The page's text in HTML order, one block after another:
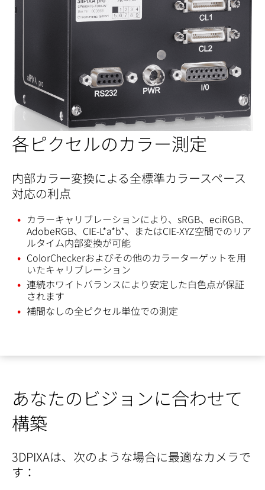
各ピクセルのカラー測定
内部カラー変換による全標準カラースペース
対応の利点
カラーキャリブレーションにより、sRGB、eciRGB、
AdobeRGB、CIE-L*a*b*、またはCIE-XYZ空間でのリア
ルタイム内部変換が可能
ColorCheckerおよびその他のカラーターゲットを用
いたキャリブレーション
連続ホワイトバランスにより安定した白色点が保証
されます
補間なしの全ピクセル単位での測定
あなたのビジョンに合わせて
構築
3DPIXAは、次のような場合に最適なカメラで
す：